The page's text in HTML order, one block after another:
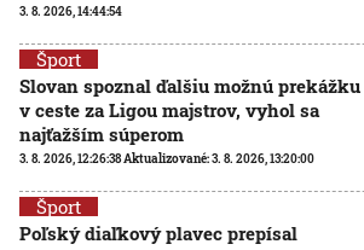
3. 8. 2026, 14:44:54
Šport
Slovan spoznal ďalšiu možnú prekážku
v ceste za Ligou majstrov, vyhol sa
najťažším súperom
3. 8. 2026, 12:26:38 Aktualizované:3. 8. 2026, 13:20:00
Šport
Poľský diaľkový plavec prepísal